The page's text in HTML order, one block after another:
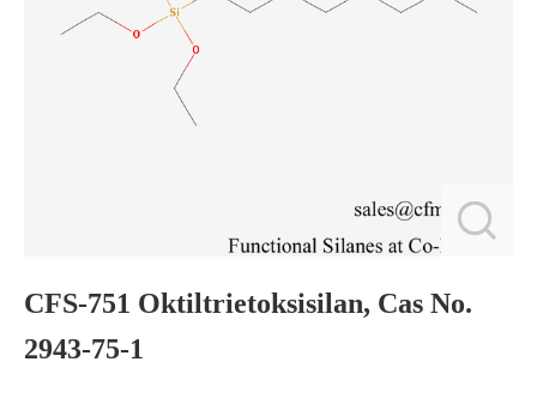
CFS-751 Oktiltrietoksisilan, Cas No.
2943-75-1